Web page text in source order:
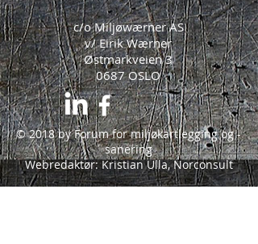
c/o Miljøwærner AS
v/ Eirik Wærner
Østmarkveien 3
0687 OSLO
© 2018 by Forum for miljøkartlegging og -
sanering
Webredaktør: Kristian Ulla, Norconsult